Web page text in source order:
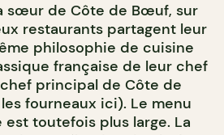
sœur de Côte de Bœuf, sur
restaurants partagent leur
philosophie de cuisine
française de leur chef
principal de Côte de
fourneaux ici). Le menu
est toutefois plus large. La